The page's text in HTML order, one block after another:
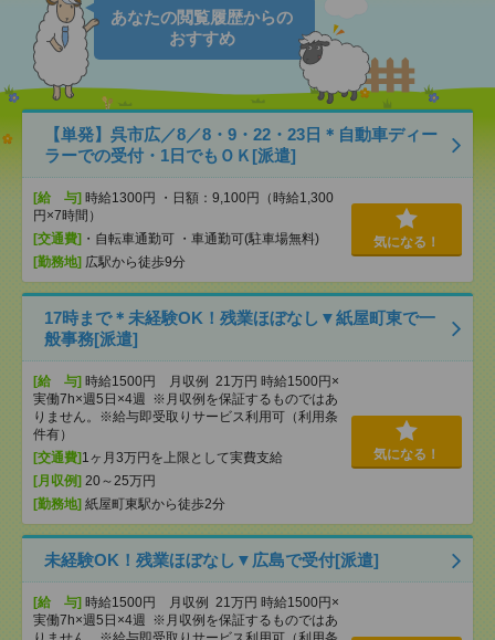
あなたの閲覧履歴からの
おすすめ
【単発】呉市広／8／8・9・22・23日＊自動車ディー
ラーでの受付・1日でもＯＫ[派遣]
[給 与] 時給1300円 ・日額：9,100円（時給1,300
円×7時間）
[交通費] ・自転車通勤可 ・車通勤可(駐車場無料)
[勤務地] 広駅から徒歩9分
気になる！
17時まで＊未経験OK！残業ほぼなし▼紙屋町東で一
般事務[派遣]
[給 与] 時給1500円 月収例 21万円 時給1500円×
実働7h×週5日×4週 ※月収例を保証するものではあ
りません。※給与即受取りサービス利用可（利用条
件有）
[交通費] 1ヶ月3万円を上限として実費支給
[月収例] 20～25万円
[勤務地] 紙屋町東駅から徒歩2分
気になる！
未経験OK！残業ほぼなし▼広島で受付[派遣]
[給 与] 時給1500円 月収例 21万円 時給1500円×
実働7h×週5日×4週 ※月収例を保証するものではあ